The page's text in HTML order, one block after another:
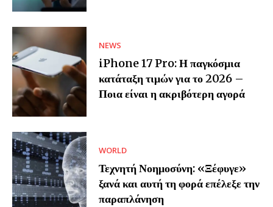
NEWS
iPhone 17 Pro: Η παγκόσμια
κατάταξη τιμών για το 2026 –
Ποια είναι η ακριβότερη αγορά
WORLD
Τεχνητή Νοημοσύνη: «Ξέφυγε»
ξανά και αυτή τη φορά επέλεξε την
παραπλάνηση